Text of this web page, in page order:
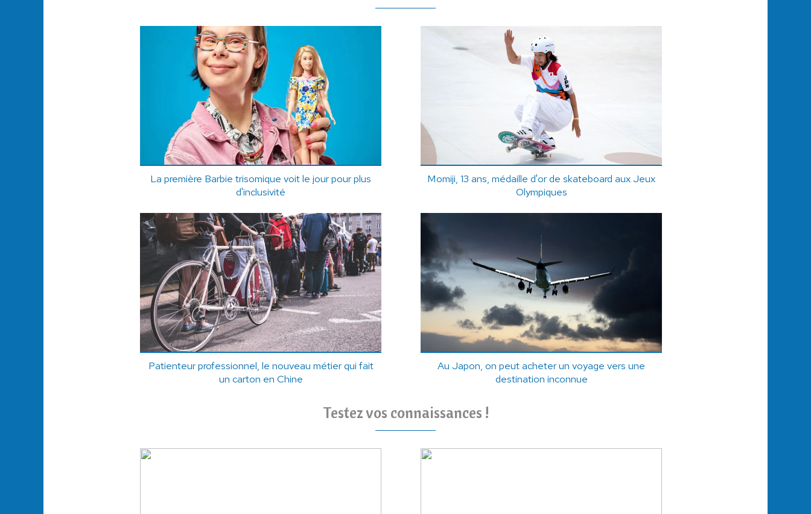
La première Barbie trisomique voit le jour pour plus
d'inclusivité
Momiji, 13 ans, médaille d'or de skateboard aux Jeux
Olympiques
Patienteur professionnel, le nouveau métier qui fait
un carton en Chine
Au Japon, on peut acheter un voyage vers une
destination inconnue
Testez vos connaissances !